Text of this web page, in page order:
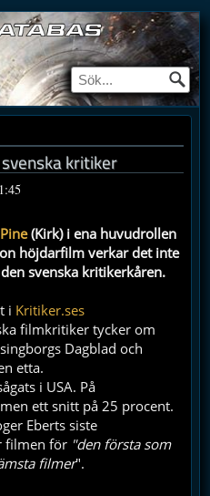
kritiker
(Kirk) i ena huvudrollen
höjdarfilm verkar det inte
svenska kritikerkåren.
i Kritiker.ses
filmkritiker tycker om
Dagblad och
etta.
i USA. På
ett snitt på 25 procent.
Eberts siste
filmen för "den första som
filmer".